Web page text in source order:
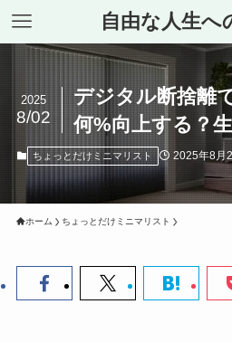
自由な人生へ
デジタル断捨離
何%向上する？
2025
8/02
ちょっとだけミニマリスト 2025年8月
ホーム ちょっとだけミニマリスト